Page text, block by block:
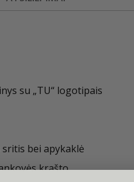
su „TU“ logotipais
bei apykaklė
krašto